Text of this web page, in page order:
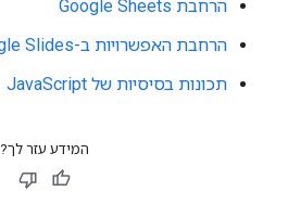
הרחבת Google Sheets
הרחבת האפשרויות ב-Google Slides
תכונות בסיסיות של JavaScript
המידע עזר לך?